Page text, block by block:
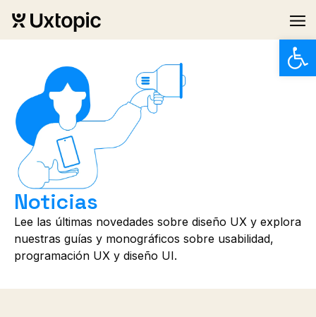
Abrir
Noticias
Lee las últimas novedades sobre diseño UX y explora
nuestras guías y monográficos sobre usabilidad,
programación UX y diseño UI.